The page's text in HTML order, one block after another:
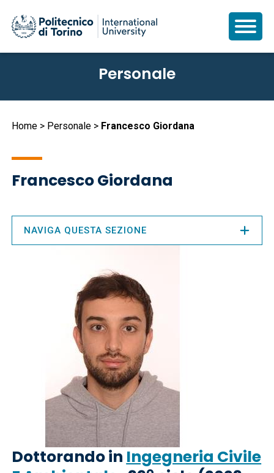
principale
Personale
Briciole
Home Personale Francesco Giordana
Francesco Giordana
Dottorando in Ingegneria Civile
NAVIGA QUESTA SEZIONE